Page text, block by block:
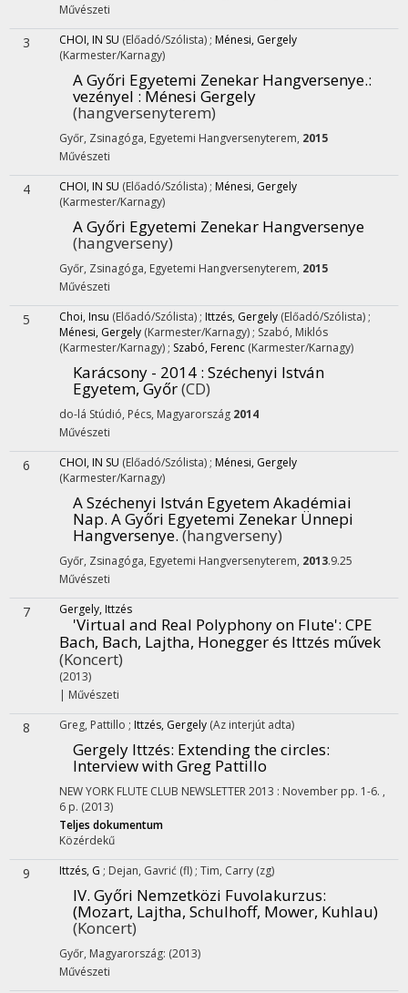
Művészeti
3 CHOI, IN SU (Előadó/Szólista) ; Ménesi, Gergely
(Karmester/Karnagy)
A Győri Egyetemi Zenekar Hangversenye.:
vezényel : Ménesi Gergely
(hangversenyterem)
Győr, Zsinagóga, Egyetemi Hangversenyterem, 2015
Művészeti
4 CHOI, IN SU (Előadó/Szólista) ; Ménesi, Gergely
(Karmester/Karnagy)
A Győri Egyetemi Zenekar Hangversenye
(hangverseny)
Győr, Zsinagóga, Egyetemi Hangversenyterem, 2015
Művészeti
5 Choi, Insu (Előadó/Szólista) ; Ittzés, Gergely (Előadó/Szólista) ;
Ménesi, Gergely (Karmester/Karnagy) ; Szabó, Miklós
(Karmester/Karnagy) ; Szabó, Ferenc (Karmester/Karnagy)
Karácsony - 2014 : Széchenyi István
Egyetem, Győr(CD)
do-lá Stúdió, Pécs, Magyarország 2014
Művészeti
6 CHOI, IN SU (Előadó/Szólista) ; Ménesi, Gergely
(Karmester/Karnagy)
A Széchenyi István Egyetem Akadémiai
Nap. A Győri Egyetemi Zenekar Ünnepi
Hangversenye.(hangverseny)
Győr, Zsinagóga, Egyetemi Hangversenyterem, 2013.9.25
Művészeti
7 Gergely, Ittzés
'Virtual and Real Polyphony on Flute': CPE
Bach, Bach, Lajtha, Honegger és Ittzés művek
(Koncert)
(2013)
| Művészeti
8 Greg, Pattillo ; Ittzés, Gergely (Az interjút adta)
Gergely Ittzés: Extending the circles:
Interview with Greg Pattillo
NEW YORK FLUTE CLUB NEWSLETTER2013 : November pp. 1-6. ,
6 p. (2013)
Teljes dokumentum
Közérdekű
9 Ittzés, G ; Dejan, Gavrić (fl) ; Tim, Carry (zg)
IV. Győri Nemzetközi Fuvolakurzus:
(Mozart, Lajtha, Schulhoff, Mower, Kuhlau)
(Koncert)
Győr, Magyarország: (2013)
Művészeti